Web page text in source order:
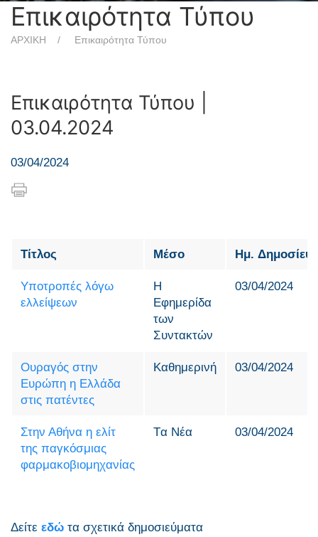
Επικαιρότητα Τύπου
ΑΡΧΙΚΗ Επικαιρότητα Τύπου
Επικαιρότητα Τύπου |
03.04.2024
03/04/2024
Τίτλος Μέσο Ημ.
Υποτροπές λόγω
ελλείψεων
H
Εφημερίδα
των
Συντακτών
03/04/2024
Ουραγός στην
Ευρώπη η Ελλάδα
στις πατέντες
Καθημερινή 03/04/2024
Στην Αθήνα η ελίτ
της παγκόσμιας
φαρμακοβιομηχανίας
Tα Νέα 03/04/2024
Δείτε εδώ τα σχετικά δημοσιεύματα